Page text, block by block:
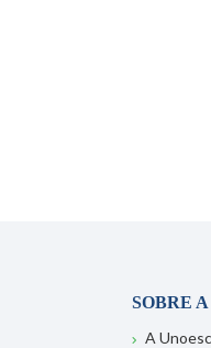
SOBRE
A Unoesc